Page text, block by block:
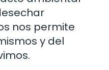
nos permite
y del